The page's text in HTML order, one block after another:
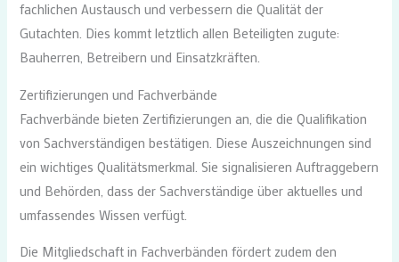
fachlichen Austausch und verbessern die Qualität der
Gutachten. Dies kommt letztlich allen Beteiligten zugute:
Bauherren, Betreibern und Einsatzkräften.
Zertifizierungen und Fachverbände
Fachverbände bieten Zertifizierungen an, die die Qualifikation
von Sachverständigen bestätigen. Diese Auszeichnungen sind
ein wichtiges Qualitätsmerkmal. Sie signalisieren Auftraggebern
und Behörden, dass der Sachverständige über aktuelles und
umfassendes Wissen verfügt.
Die Mitgliedschaft in Fachverbänden fördert zudem den